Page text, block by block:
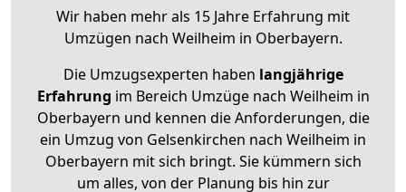
Wir haben mehr als 15 Jahre Erfahrung mit
Umzügen nach Weilheim in Oberbayern.
Die Umzugsexperten haben langjährige
Erfahrung im Bereich Umzüge nach Weilheim in
Oberbayern und kennen die Anforderungen, die
ein Umzug von Gelsenkirchen nach Weilheim in
Oberbayern mit sich bringt. Sie kümmern sich
um alles, von der Planung bis hin zur